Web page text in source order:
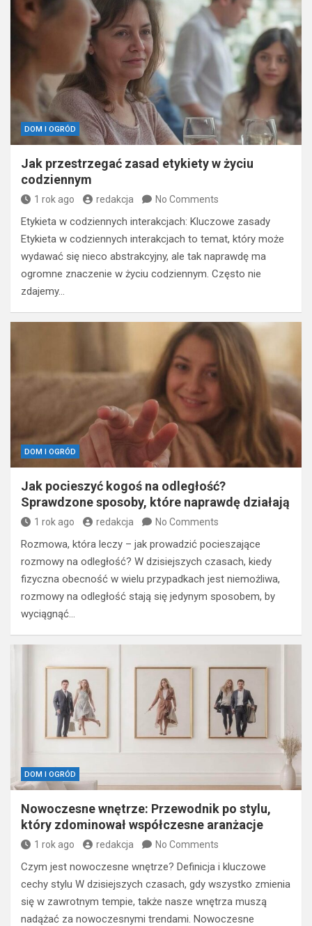
DOM I OGRÓD
Jak przestrzegać zasad etykiety w życiu
codziennym
1 rok ago redakcja No Comments
Etykieta w codziennych interakcjach: Kluczowe zasady
Etykieta w codziennych interakcjach to temat, który może
wydawać się nieco abstrakcyjny, ale tak naprawdę ma
ogromne znaczenie w życiu codziennym. Często nie
zdajemy…
DOM I OGRÓD
Jak pocieszyć kogoś na odległość?
Sprawdzone sposoby, które naprawdę działają
1 rok ago redakcja No Comments
Rozmowa, która leczy – jak prowadzić pocieszające
rozmowy na odległość? W dzisiejszych czasach, kiedy
fizyczna obecność w wielu przypadkach jest niemożliwa,
rozmowy na odległość stają się jedynym sposobem, by
wyciągnąć…
DOM I OGRÓD
Nowoczesne wnętrze: Przewodnik po stylu,
który zdominował współczesne aranżacje
1 rok ago redakcja No Comments
Czym jest nowoczesne wnętrze? Definicja i kluczowe
cechy stylu W dzisiejszych czasach, gdy wszystko zmienia
się w zawrotnym tempie, także nasze wnętrza muszą
nadążać za nowoczesnymi trendami. Nowoczesne